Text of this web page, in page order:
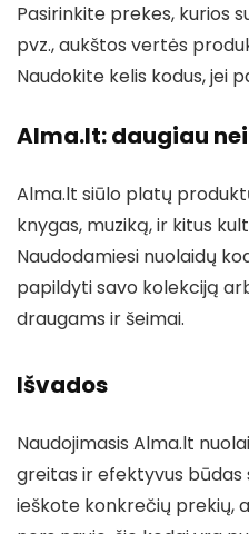
Pasirinkite prekes, kurios
pvz., aukštos vertės
Naudokite kelis kodus, jei
Alma.lt: daugiau
Alma.lt siūlo platų
knygas, muziką, ir kitus
Naudodamiesi nuolaidų
papildyti savo kolekciją
draugams ir šeimai.
Išvados
Naudojimasis Alma.lt
greitas ir efektyvus būdas
ieškote konkrečių prekių,